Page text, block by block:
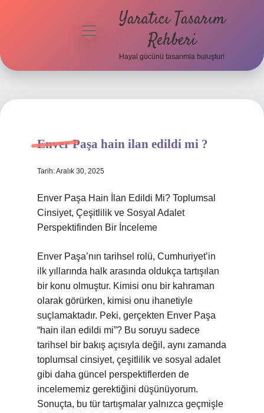
menüyü
Yaratıcı Tasarım
Rehberi
Hayal gücünü tasarımla buluştur!
Enver Paşa hain ilan edildi mi ?
Tarih: Aralık 30, 2025
Enver Paşa Hain İlan Edildi Mi? Toplumsal
Cinsiyet, Çeşitlilik ve Sosyal Adalet
Perspektifinden Bir İnceleme
Enver Paşa’nın tarihsel rolü, Cumhuriyet’in
ilk yıllarında halk arasında oldukça tartışılan
bir konu olmuştur. Kimisi onu bir kahraman
olarak görürken, kimisi onu ihanetiyle
suçlamaktadır. Peki, gerçekten Enver Paşa
“hain ilan edildi mi”? Bu soruyu sadece
tarihsel bir bakış açısıyla değil, aynı zamanda
toplumsal cinsiyet, çeşitlilik ve sosyal adalet
gibi daha güncel perspektiflerden de
incelememiz gerektiğini düşünüyorum.
Sonuçta, bu tür tartışmalar yalnızca geçmişle